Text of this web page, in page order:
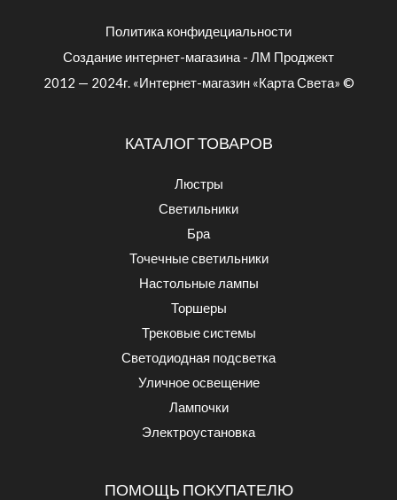
Политика конфидециальности
Создание интернет-магазина - ЛМ Проджект
2012 — 2024г. «Интернет-магазин «Карта Света» ©
КАТАЛОГ ТОВАРОВ
Люстры
Светильники
Бра
Точечные светильники
Настольные лампы
Торшеры
Трековые системы
Светодиодная подсветка
Уличное освещение
Лампочки
Электроустановка
ПОМОЩЬ ПОКУПАТЕЛЮ